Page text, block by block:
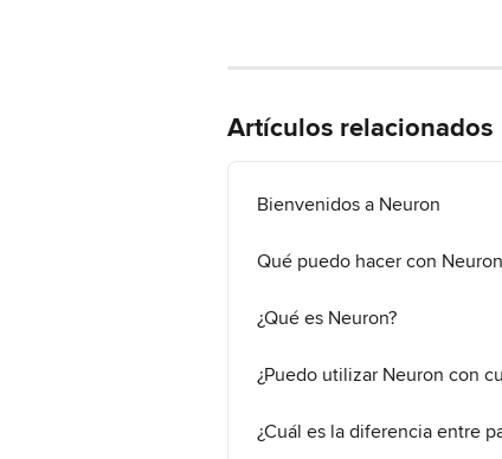
Artículos relacionados
Bienvenidos a Neuron
Qué puedo hacer con Neuron
¿Qué es Neuron?
¿Puedo utilizar Neuron con
¿Cuál es la diferencia entre